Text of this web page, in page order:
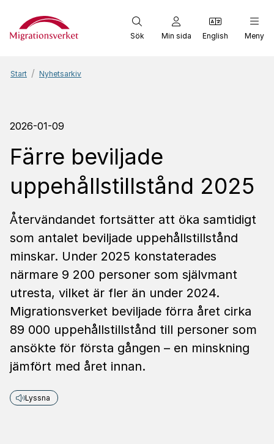
Start
Sök Min sida English Meny
Start Nyhetsarkiv
2026-01-09
Färre beviljade
uppehållstillstånd 2025
Återvändandet fortsätter att öka samtidigt
som antalet beviljade uppehållstillstånd
minskar. Under 2025 konstaterades
närmare 9 200 personer som självmant
utresta, vilket är fler än under 2024.
Migrationsverket beviljade förra året cirka
89 000 uppehållstillstånd till personer som
ansökte för första gången – en minskning
jämfört med året innan.
Lyssna